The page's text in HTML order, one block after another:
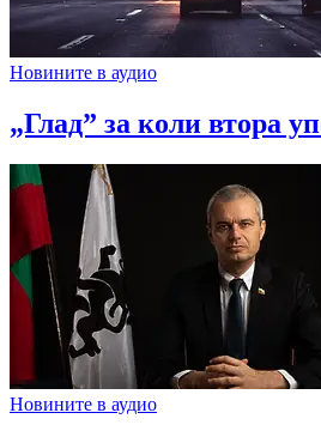
Новините в аудио
„Глад” за коли втора
Новините в аудио